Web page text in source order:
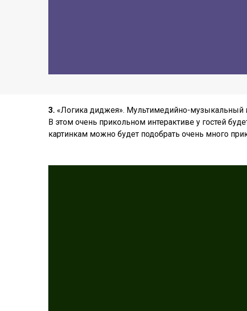
3. «Логика диджея». Мультимедийно-музыкальный
В этом очень прикольном интерактиве у гостей
картинкам можно будет подобрать очень много